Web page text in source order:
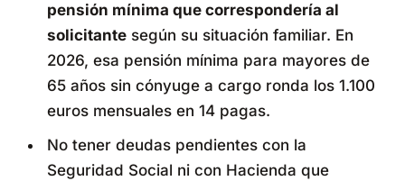
pensión mínima que correspondería al
solicitante según su situación familiar. En
2026, esa pensión mínima para mayores de
65 años sin cónyuge a cargo ronda los 1.100
euros mensuales en 14 pagas.
No tener deudas pendientes con la
Seguridad Social ni con Hacienda que